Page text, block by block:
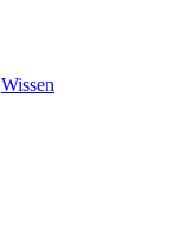
Wissen